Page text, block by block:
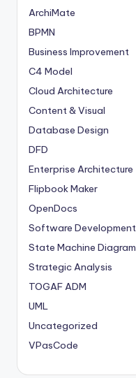
ArchiMate
BPMN
Business Improvement
C4 Model
Cloud Architecture
Content & Visual
Database Design
DFD
Enterprise Architecture
Flipbook Maker
OpenDocs
Software Development
State Machine Diagram
Strategic Analysis
TOGAF ADM
UML
Uncategorized
VPasCode